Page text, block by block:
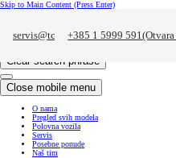
Skip to Main Content (Press Enter)
servis@tcz.hr(Otvara se u novom
+385 1 5999 591
Click to search
Clear search phrase
Close mobile menu
O nama
Pregled svih modela
Polovna vozila
Servis
Posebne ponude
Naš tim